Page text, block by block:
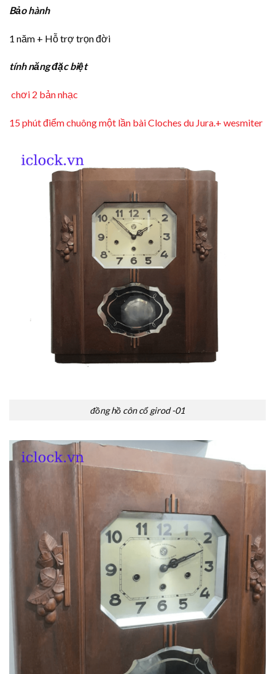
Bảo hành
1 năm + Hỗ trợ trọn đời
tính năng đặc biệt
chơi 2 bản nhạc
15 phút điểm chuông một lần bài Cloches du Jura.+ wesmiter
đồng hồ côn cổ girod -01